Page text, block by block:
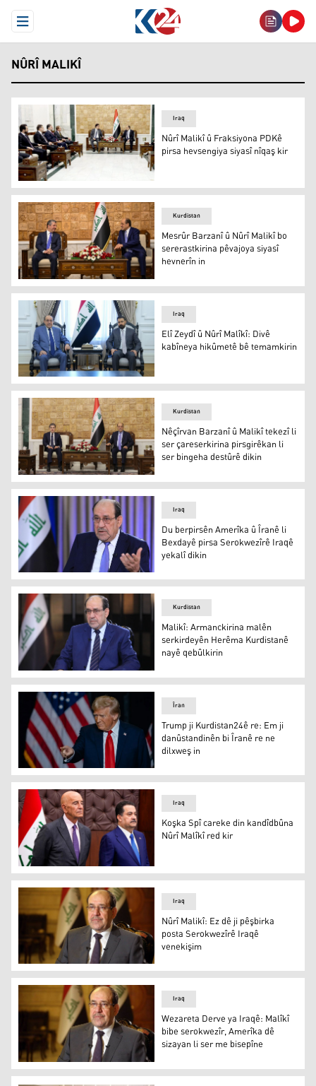
Open Menu
NÛRÎ MALIKÎ
Nûrî Malikî û Fraksiyona PDKê pirsa hevsengiya siyasî
Iraq
Nûrî Malikî û Fraksiyona PDKê
pirsa hevsengiya siyasî nîqaş kir
Mesrûr Barzanî û Nûrî Malikî
Kurdistan
Mesrûr Barzanî û Nûrî Malikî bo
sererastkirina pêvajoya siyasî
hevnerîn in
Elî Zeydî û Nûrî Malikî
Iraq
Elî Zeydî û Nûrî Malîkî: Divê
kabîneya hikûmetê bê temamkirin
Nêçîrvan Barzanî û Malikî tekezî li ser çareserkirina
Kurdistan
Nêçîrvan Barzanî û Malikî tekezî li
ser çareserkirina pirsgirêkan li
ser bingeha destûrê dikin
Nûrî Malikî
Iraq
Du berpirsên Amerîka û Îranê li
Bexdayê pirsa Serokwezîrê Iraqê
yekalî dikin
Nûrî Malikî
Kurdistan
Malikî: Armanckirina malên
serkirdeyên Herêma Kurdistanê
nayê qebûlkirin
Trump ji Kurdistan24ê re: Em ji danûstandinên bi Îranê
Îran
Trump ji Kurdistan24ê re: Em ji
danûstandinên bi Îranê re ne
dilxweş in
Koşka Spî careke din kandîdbûna Nûrî Malîkî red kir
Iraq
Koşka Spî careke din kandîdbûna
Nûrî Malîkî red kir
Nûrî Malikî
Iraq
Nûrî Malikî: Ez dê ji pêşbirka
posta Serokwezîrê Iraqê
venekişim
Wezareta Derve ya Iraqê: Malîkî bibe serokwezîr,
Iraq
Wezareta Derve ya Iraqê: Malîkî
bibe serokwezîr, Amerîka dê
sizayan li ser me bisepîne